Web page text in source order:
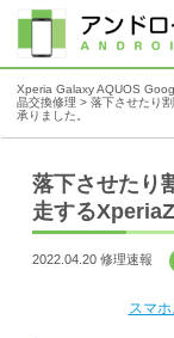
Xperia Galaxy AQUOS
晶交換修理 > 落下させたり
承りました。
落下させたり
走する
2022.04.20 修理速報
スマ